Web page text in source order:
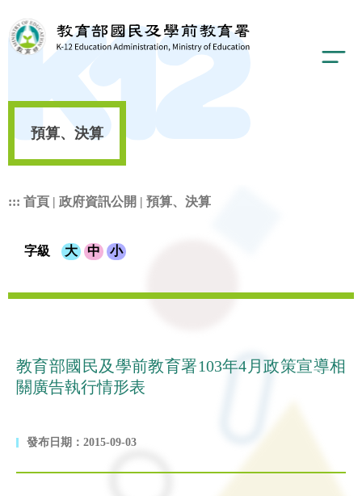
預算、決算
::: 首頁 | 政府資訊公開 | 預算、決算
字級 大 中 小
教育部國民及學前教育署103年4月政策宣導相
關廣告執行情形表
發布日期：2015-09-03